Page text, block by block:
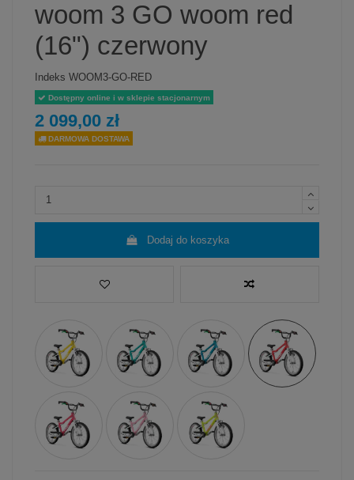
woom 3 GO woom red
(16") czerwony
Indeks WOOM3-GO-RED
Dostępny online i w sklepie stacjonarnym
2 099,00 zł
DARMOWA DOSTAWA
Dodaj do koszyka